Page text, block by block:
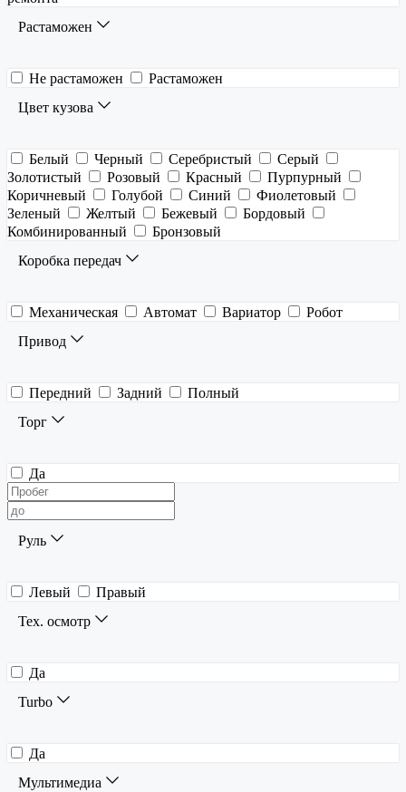
Растаможен
Не растаможен
Растаможен
Цвет кузова
Белый Черный Серебристый
Серый
Золотистый
Розовый Красный
Пурпурный
Коричневый
Голубой Синий
Фиолетовый
Зеленый
Желтый Бежевый
Бордовый
Комбинированный
Бронзовый
Коробка передач
Механическая Автомат Вариатор
Робот
Привод
Передний Задний
Полный
Торг
Да
Руль
Левый
Правый
Тех. осмотр
Да
Turbo
Да
Мультимедиа